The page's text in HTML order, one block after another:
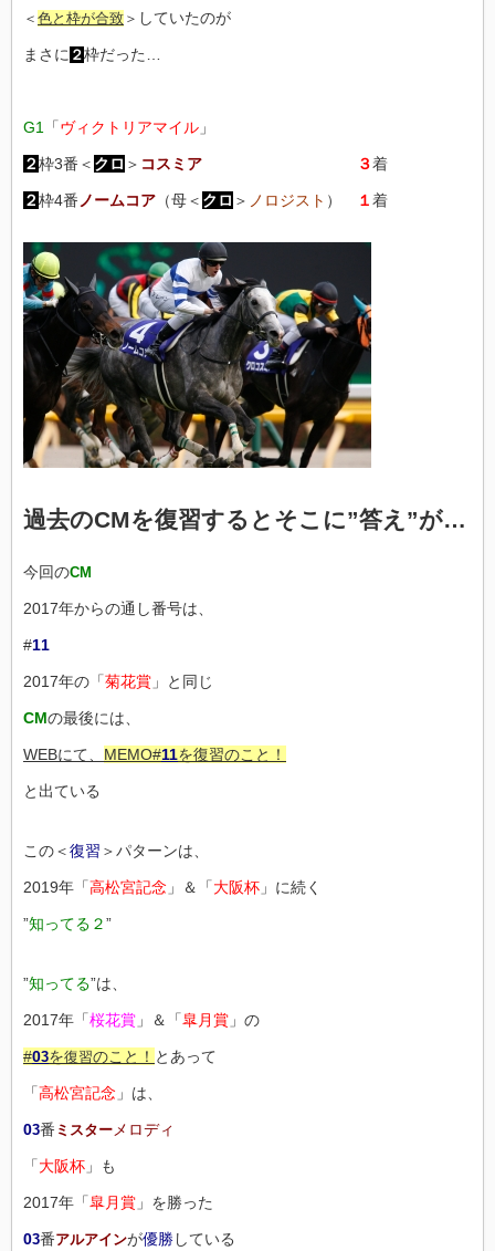
＜ 色と枠が合致 ＞ していたのが
まさに ２枠だった…
G1 「ヴィクトリアマイル 」
２枠3番＜ クロ ＞ コスミア ３着
２枠4番 ノームコア （母＜ クロ ＞ ノロジスト ） １着
過去のCMを復習するとそこに”答え”が…
今回のCM
2017年からの通し番号は、
#11
2017年の「菊花賞 」と同じ
CMの最後には、
WEBにて、 MEMO#11を復習のこと！
と出ている
この＜復習 ＞パターンは、
2019年「高松宮記念 」＆「大阪杯 」に続く
”知ってる２”
”知ってる”は、
2017年「桜花賞 」＆「皐月賞 」の
#03を復習のこと！ とあって
「高松宮記念 」は、
03番 ミスター メロディ
「大阪杯 」も
2017年「皐月賞 」を勝った
03番アルアインが優勝している